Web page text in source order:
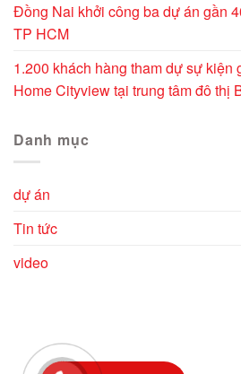
Đồng Nai khởi công ba dự án gần
TP HCM
1.200 khách hàng tham dự sự kiện
Home Cityview tại trung tâm đô thị
Danh mục
dự án
Tin tức
video